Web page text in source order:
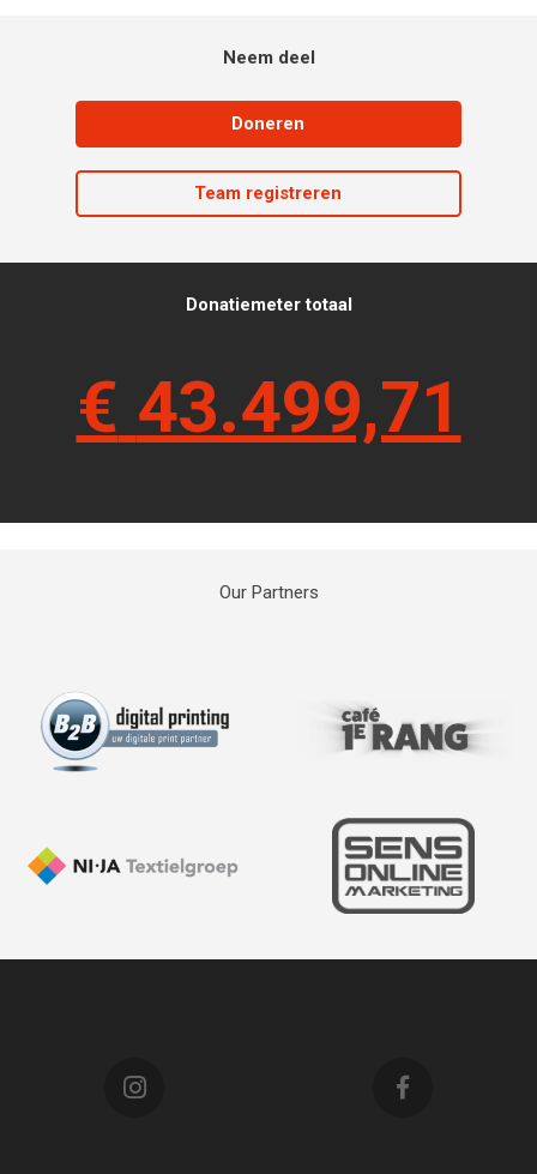
Neem deel
Doneren
Team registreren
Donatiemeter totaal
€ 43.499,71
Our Partners